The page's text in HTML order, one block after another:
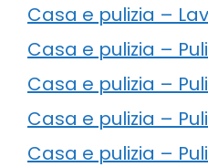
Casa e pulizia –
Casa e pulizia –
Casa e pulizia –
Casa e pulizia –
Casa e pulizia –